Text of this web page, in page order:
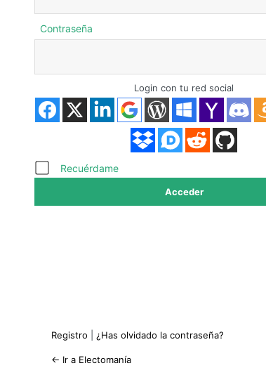
Acceder
Contraseña
Login con tu red social
Recuérdame
Registro ¿Has olvidado la contraseña?
← Ir a Electomanía